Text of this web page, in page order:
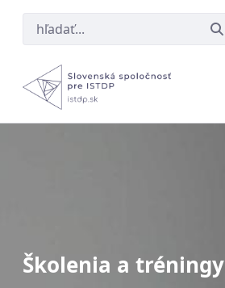
Školenia a tréningy